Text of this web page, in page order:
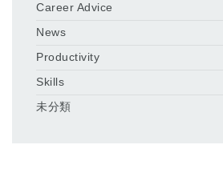
Career Advice
News
Productivity
Skills
未分類